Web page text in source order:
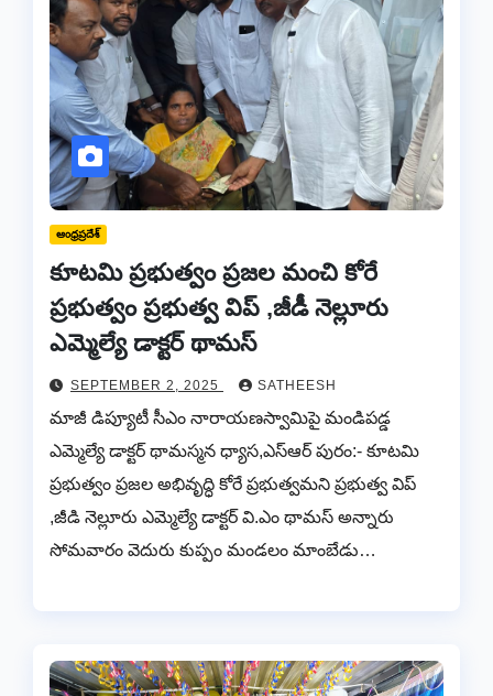
ఆంధ్రప్రదేశ్
కూటమి ప్రభుత్వం ప్రజల మంచి కోరే
ప్రభుత్వం ప్రభుత్వ విప్ ,జీడీ నెల్లూరు
ఎమ్మెల్యే డాక్టర్ థామస్
SEPTEMBER 2, 2025 SATHEESH
మాజీ డిప్యూటీ సీఎం నారాయణస్వామిపై మండిపడ్డ
ఎమ్మెల్యే డాక్టర్ థామస్మన ధ్యాస,ఎస్ఆర్ పురం:- కూటమి
ప్రభుత్వం ప్రజల అభివృద్ధి కోరే ప్రభుత్వమని ప్రభుత్వ విప్
,జీడి నెల్లూరు ఎమ్మెల్యే డాక్టర్ వి.ఎం థామస్ అన్నారు
సోమవారం వెదురు కుప్పం మండలం మాంబేడు…